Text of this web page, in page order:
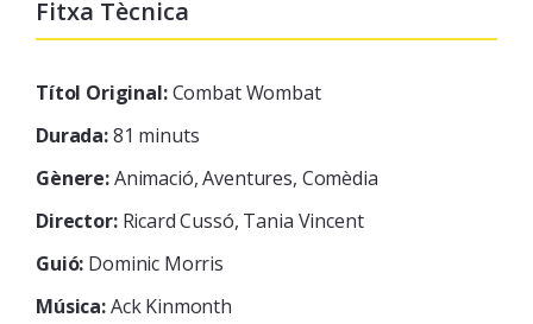
Fitxa Tècnica
Títol Original:Combat Wombat
Durada:81 minuts
Gènere:Animació, Aventures, Comèdia
Director:Ricard Cussó, Tania Vincent
Guió: Dominic Morris
Música:Ack Kinmonth